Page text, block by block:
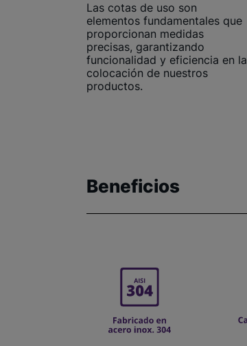
Las cotas de uso son
elementos fundamentales que
proporcionan medidas
precisas, garantizando
funcionalidad y eficiencia en la
colocación de nuestros
productos.
Beneficios